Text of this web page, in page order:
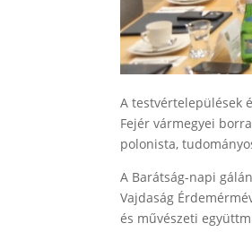
A testvértelepülések
Fejér vármegyei
polonista,
A Barátság-napi
Vajdaság
és művészeti